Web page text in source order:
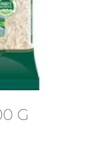
G
posta adresim